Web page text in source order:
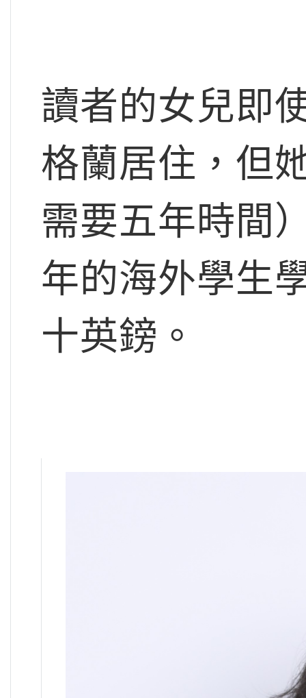
讀者的女兒即
格蘭居住，但
需要五年時間
年的海外學生
十英鎊。